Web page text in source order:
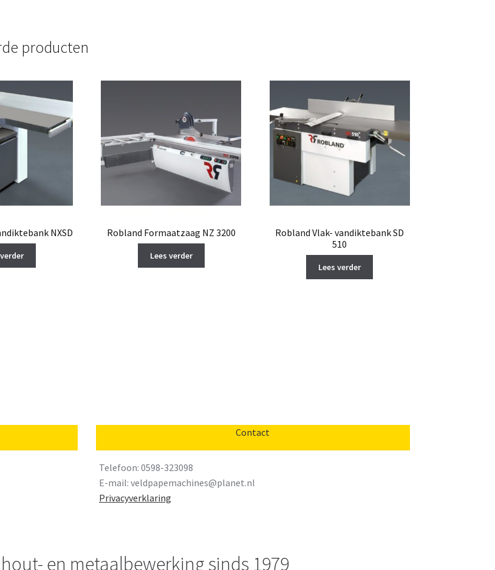
producten
NXSD Robland Formaatzaag NZ 3200
Lees verder
Robland Vlak- vandiktebank SD
510
Lees verder
Contact
Telefoon: 0598-323098
E-mail: veldpapemachines@planet.nl
Privacyverklaring
en metaalbewerking sinds 1979